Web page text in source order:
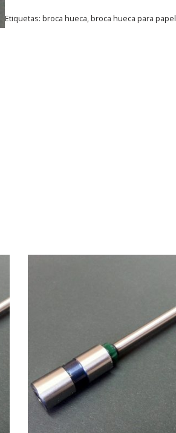
Etiquetas: broca hueca,broca hueca para papel